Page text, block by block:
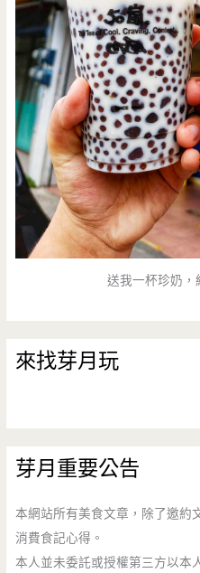
送我一杯珍奶，
來找芽月玩
芽月重要公告
本網站所有美食文章，除了邀約
消費食記心得。
本人並未委託或授權第三方以本